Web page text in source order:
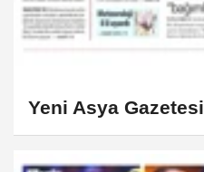
Yeni Asya Gazetesi